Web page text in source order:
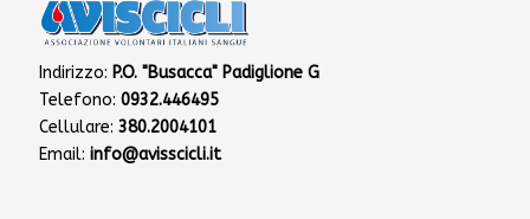
Indirizzo: P.O. "Busacca" Padiglione G
Telefono: 0932.446495
Cellulare: 380.2004101
Email: info@avisscicli.it